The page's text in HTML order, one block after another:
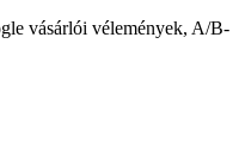
vásárlói vélemények, A/B-